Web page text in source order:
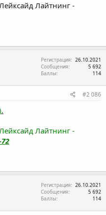
Лайтнинг -
Регистрация
26.10.2021
Сообщения
5 692
Баллы
114
#2 086
Лайтнинг -
Регистрация
26.10.2021
Сообщения
5 692
Баллы
114